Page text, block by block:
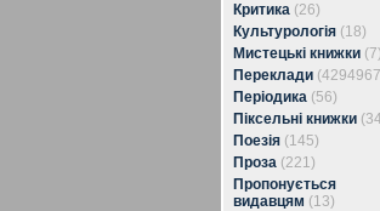
Критика (26)
Культурологія (18)
Мистецькі книжки (7)
Переклади
Періодика (56)
Піксельні книжки
Поезія (145)
Проза (221)
Пропонується
видавцям (13)